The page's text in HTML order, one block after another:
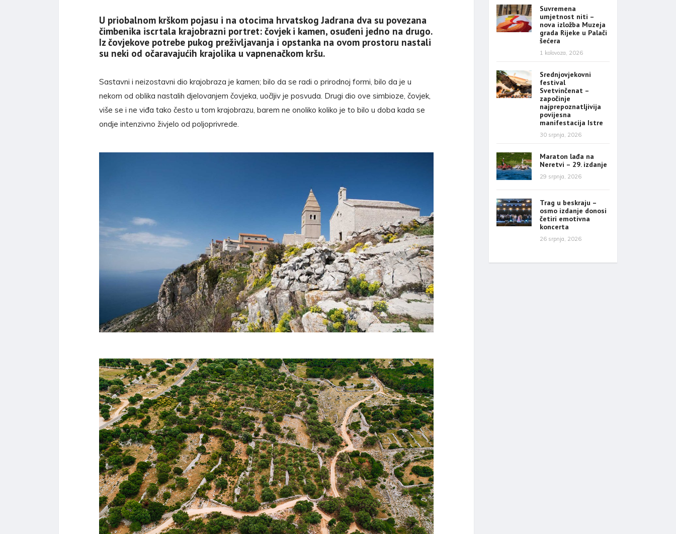
U priobalnom krškom pojasu i na otocima hrvatskog Jadrana dva su povezana
čimbenika iscrtala krajobrazni portret: čovjek i kamen, osuđeni jedno na drugo.
Iz čovjekove potrebe pukog preživljavanja i opstanka na ovom prostoru nastali
su neki od očaravajućih krajolika u vapnenačkom kršu.
Sastavni i neizostavni dio krajobraza je kamen; bilo da se radi o prirodnoj formi, bilo da je u
nekom od oblika nastalih djelovanjem čovjeka, uočljiv je posvuda. Drugi dio ove simbioze, čovjek,
više se i ne viđa tako često u tom krajobrazu, barem ne onoliko koliko je to bilo u doba kada se
ondje intenzivno živjelo od poljoprivrede.
Suvremena
umjetnost niti –
nova izložba Muzeja
grada Rijeke u Palači
šećera
1 kolovoza, 2026
Srednjovjekovni
festival
Svetvinčenat –
započinje
najprepoznatljivija
povijesna
manifestacija Istre
30 srpnja, 2026
Maraton lađa na
Neretvi – 29. izdanje
29 srpnja, 2026
Trag u beskraju –
osmo izdanje donosi
četiri emotivna
koncerta
26 srpnja, 2026